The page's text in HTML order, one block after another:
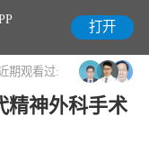
打开
期观看过:
精神外科手术